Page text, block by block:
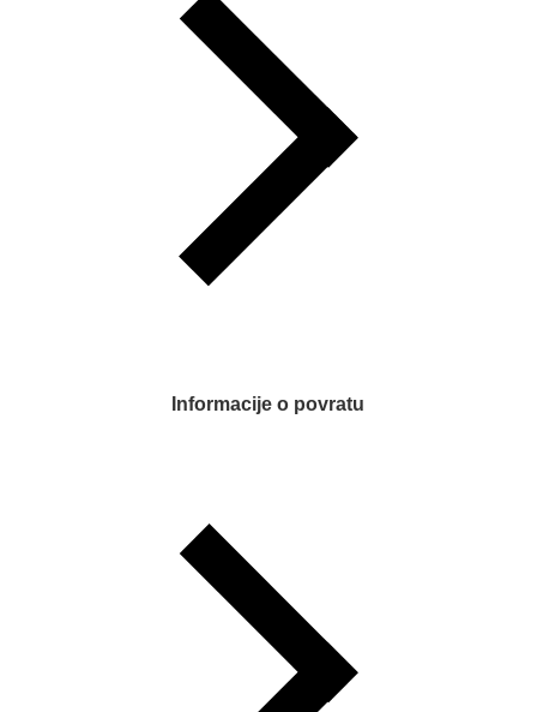
Informacije o povratu